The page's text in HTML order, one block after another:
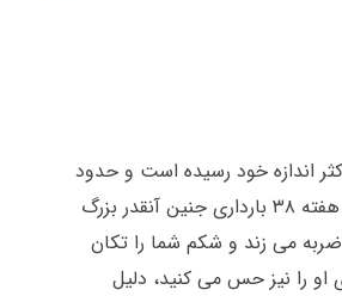
و تنگ شده است، زیرا جفت به حداکثر اندازه خود رسیده است و حدود
۱۵-۲۰ سانتی متر قطر و ۲ / ۵ سانتی متر ضخامت دارد. البته جفت تا جایی رشد خواهد کرد که شما قادر نباشید خم شده و بند کفش خود را ببندید. در هفته ۳۸ بارداری جنین آنقدر بزرگ
می زند و شکم شما را تکان
رسید. حالا حتى سکسکه های او را نیز حس می کنید، دلیل